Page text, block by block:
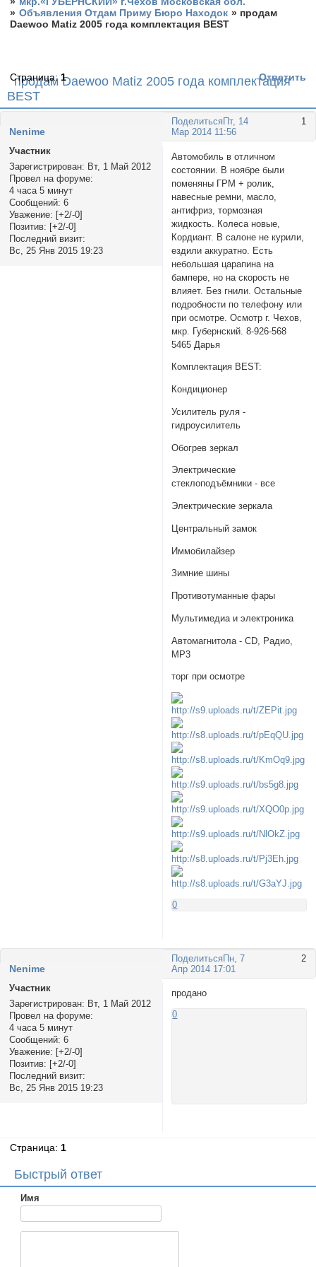
» Объявления Отдам Приму Бюро Находок » продам
Daewoo Matiz 2005 года комплектация BEST
продам Daewoo Matiz 2005 года комплектация
BEST
Страница: 1 Ответить
Поделиться 1
Пт, 14
Мар 2014 11:56
Nenime
Участник
Зарегистрирован: Вт, 1 Май 2012
Провел на форуме:
4 часа 5 минут
Сообщений: 6
Уважение: [+2/-0]
Позитив: [+2/-0]
Последний визит:
Вс, 25 Янв 2015 19:23
Автомобиль в отличном
состоянии. В ноябре были
поменяны ГРМ + ролик,
навесные ремни, масло,
антифриз, тормозная
жидкость. Колеса новые,
Кордиант. В салоне не курили,
ездили аккуратно. Есть
небольшая царапина на
бампере, но на скорость не
влияет. Без гнили. Остальные
подробности по телефону или
при осмотре. Осмотр г. Чехов,
мкр. Губернский. 8-926-568
5465 Дарья
Комплектация BEST:
Кондиционер
Усилитель руля -
гидроусилитель
Обогрев зеркал
Электрические
стеклоподъёмники - все
Электрические зеркала
Центральный замок
Иммобилайзер
Зимние шины
Противотуманные фары
Мультимедиа и электроника
Автомагнитола - CD, Радио,
MP3
торг при осмотре
0
Поделиться 2
Пн, 7
Апр 2014 17:01
Nenime
Участник
Зарегистрирован: Вт, 1 Май 2012
Провел на форуме:
4 часа 5 минут
Сообщений: 6
Уважение: [+2/-0]
Позитив: [+2/-0]
Последний визит:
Вс, 25 Янв 2015 19:23
продано
0
Страница:1
Быстрый ответ
Имя